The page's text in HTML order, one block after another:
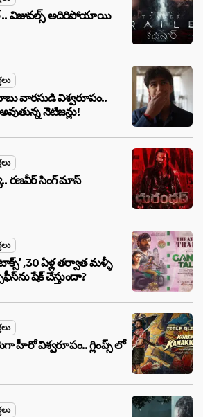
.. విజువల్స్ అదిరిపోయాయి
వారసుడి విశ్వరూపం..
నెటిజన్లు!
రణవీర్ సింగ్ మాస్
,30 ఏళ్ల తర్వాత మళ్ళీ
షేక్ చేస్తుందా?
హీరో విశ్వరూపం.. గ్లింప్స్ లో